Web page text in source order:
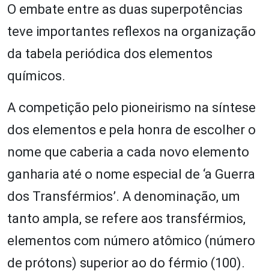
O embate entre as duas superpotências
teve importantes reflexos na organização
da tabela periódica dos elementos
químicos.
A competição pelo pioneirismo na síntese
dos elementos e pela honra de escolher o
nome que caberia a cada novo elemento
ganharia até o nome especial de ‘a Guerra
dos Transférmios’. A denominação, um
tanto ampla, se refere aos transférmios,
elementos com número atômico (número
de prótons) superior ao do férmio (100).